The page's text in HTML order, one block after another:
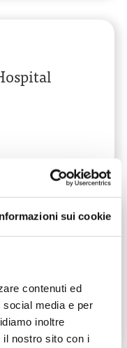
sui cookie
contenuti ed
social media e per
inoltre
il nostro sito con i